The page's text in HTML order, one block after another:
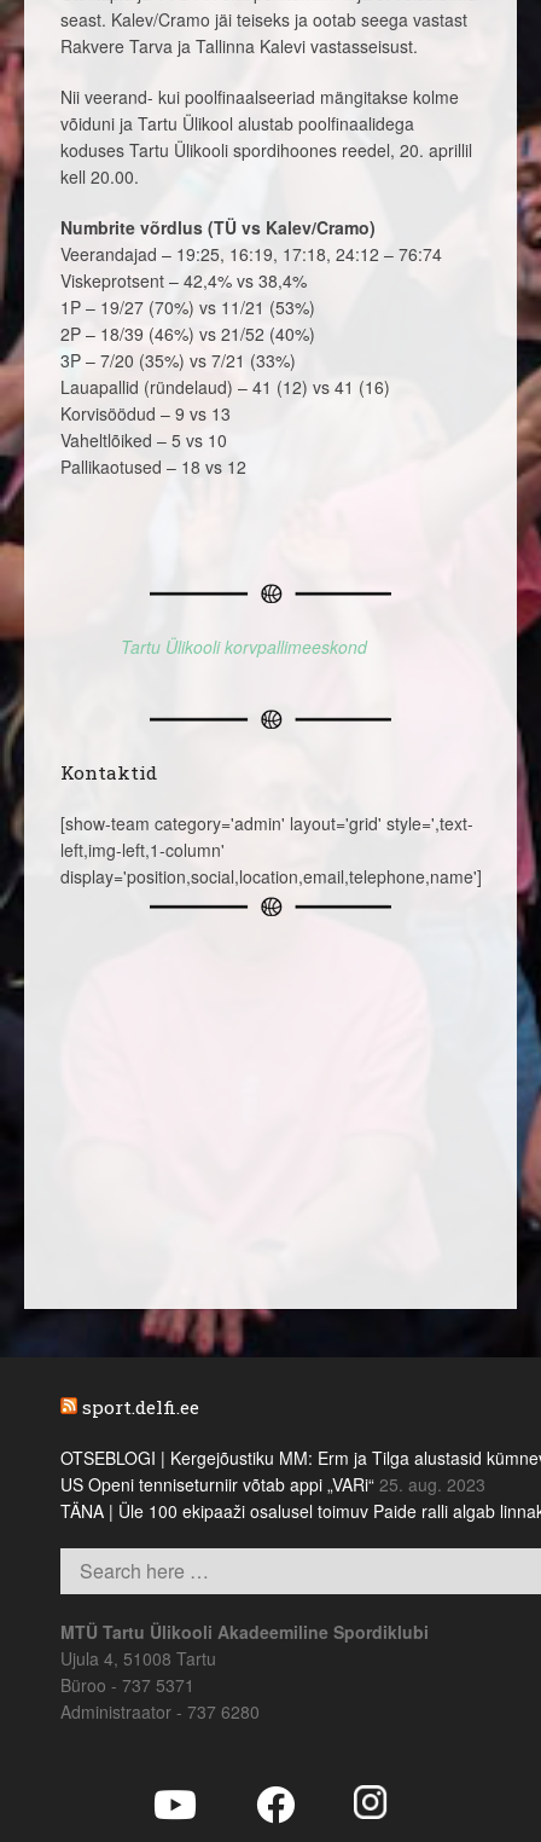
seast. Kalev/Cramo jäi teiseks ja ootab seega vastast
Rakvere Tarva ja Tallinna Kalevi vastasseisust.
Nii veerand- kui poolfinaalseeriad mängitakse kolme
võiduni ja Tartu Ülikool alustab poolfinaalidega
koduses Tartu Ülikooli spordihoones reedel, 20. aprillil
kell 20.00.
Numbrite võrdlus (TÜ vs Kalev/Cramo)
Veerandajad – 19:25, 16:19, 17:18, 24:12 – 76:74
Viskeprotsent – 42,4% vs 38,4%
1P – 19/27 (70%) vs 11/21 (53%)
2P – 18/39 (46%) vs 21/52 (40%)
3P – 7/20 (35%) vs 7/21 (33%)
Lauapallid (ründelaud) – 41 (12) vs 41 (16)
Korvisöödud – 9 vs 13
Vaheltlõiked – 5 vs 10
Pallikaotused – 18 vs 12
Tartu Ülikooli korvpallimeeskond
Kontaktid
[show-team category='admin' layout='grid' style=',text-
left,img-left,1-column'
display='position,social,location,email,telephone,name']
sport.delfi.ee
OTSEBLOGI | Kergejõustiku MM: Erm ja Tilga alustasid
US Openi tenniseturniir võtab appi „VARi“ 25. aug. 2023
TÄNA | Üle 100 ekipaaži osalusel toimuv Paide ralli algab
MTÜ Tartu Ülikooli Akadeemiline Spordiklubi
Ujula 4, 51008 Tartu
Büroo - 737 5371
Administraator - 737 6280